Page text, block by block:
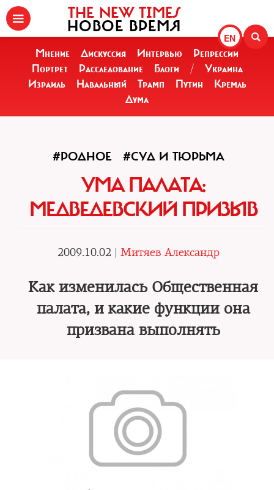
EN
THE NEW TIMES
НОВОЕ ВРЕМЯ
Мнение Дискуссия Интервью
Репрессии
Портрет
Расследование Блоги /
Украина
Израиль
Навальный Трамп Путин
Кремль
Дума
#РОДНОЕ #СУД И ТЮРЬМА
УМА ПАЛАТА:
МЕДВЕДЕВСКИЙ ПРИЗЫВ
2009.10.02 | Митяев Александр
Как изменилась Общественная
палата, и какие функции она
призвана выполнять